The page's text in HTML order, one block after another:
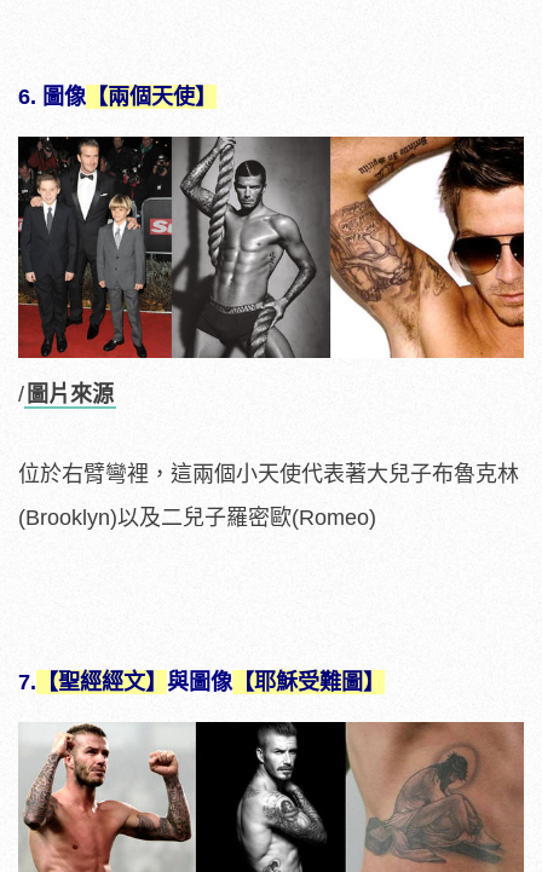
6. 圖像 【兩個天使】
/ 圖片來源
位於右臂彎裡，這兩個小天使代表著大兒子布魯克林
(Brooklyn)以及二兒子羅密歐(Romeo)
7. 【聖經經文】 與圖像 【耶穌受難圖】